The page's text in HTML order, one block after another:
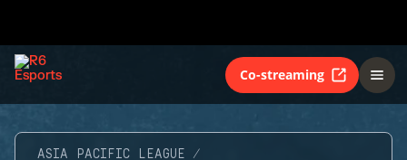
Co-streaming
ASIA PACIFIC LEAGUE